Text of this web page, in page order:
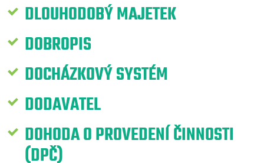
DLOUHODOBÝ MAJETEK
DOBROPIS
DOCHÁZKOVÝ SYSTÉM
DODAVATEL
DOHODA O PROVEDENÍ ČINNOSTI
(DPČ)